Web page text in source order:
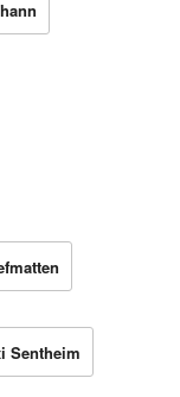
Sentheim